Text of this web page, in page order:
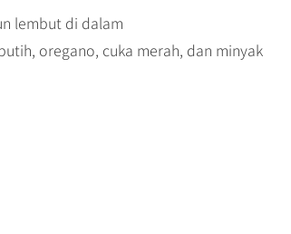
lembut di dalam
oregano, cuka merah, dan minyak